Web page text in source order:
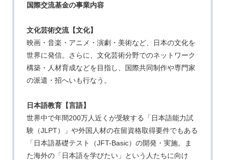
国際交流基金の事業内容
文化芸術交流【文化】
映画・音楽・アニメ・演劇・美術など、日本の文化を
世界に発信。さらに、文化芸術分野でのネットワーク
構築・人材育成などを目指し、国際共同制作や専門家
の派遣・招へいも行なう。
日本語教育【言語】
世界中で年間200万人近くが受験する「日本語能力試
験（JLPT）」や外国人材の在留資格取得要件でもある
「日本語基礎テスト（JFT-Basic）の開発・実施。ま
た海外の「日本語を学びたい」という人たちに向け